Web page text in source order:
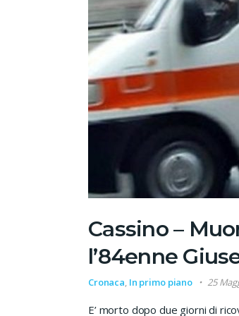
Cassino –
l’84enne
Cronaca, In primo piano 25
E’ morto dopo due giorni di